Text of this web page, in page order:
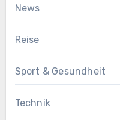
News
Reise
Sport & Gesundheit
Technik